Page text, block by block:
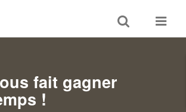
Toggle
search
Toggle
fait gagner
!